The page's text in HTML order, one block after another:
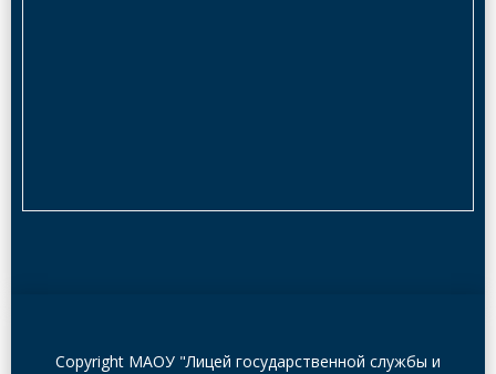
Copyright МАОУ "Лицей государственной службы и